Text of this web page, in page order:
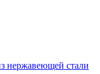
нержавеющей стали